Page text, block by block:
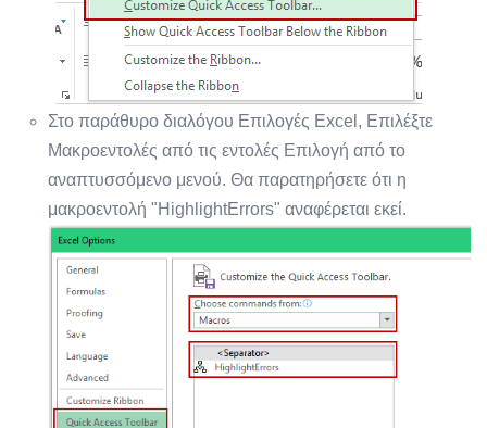
Στο παράθυρο διαλόγου Επιλογές Excel, Επιλέξτε
Μακροεντολές από τις εντολές Επιλογή από το
αναπτυσσόμενο μενού. Θα παρατηρήσετε ότι η
μακροεντολή "HighlightErrors" αναφέρεται εκεί.